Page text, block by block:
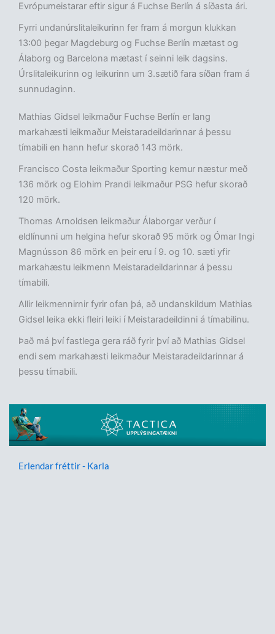
Evrópumeistarar eftir sigur á Fuchse Berlín á síðasta ári.
Fyrri undanúrslitaleikurinn fer fram á morgun klukkan
13:00 þegar Magdeburg og Fuchse Berlín mætast og
Álaborg og Barcelona mætast í seinni leik dagsins.
Úrslitaleikurinn og leikurinn um 3.sætið fara síðan fram á
sunnudaginn.
Mathias Gidsel leikmaður Fuchse Berlín er lang
markahæsti leikmaður Meistaradeildarinnar á þessu
tímabili en hann hefur skorað 143 mörk.
Francisco Costa leikmaður Sporting kemur næstur með
136 mörk og Elohim Prandi leikmaður PSG hefur skorað
120 mörk.
Thomas Arnoldsen leikmaður Álaborgar verður í
eldlínunni um helgina hefur skorað 95 mörk og Ómar Ingi
Magnússon 86 mörk en þeir eru í 9. og 10. sæti yfir
markahæstu leikmenn Meistaradeildarinnar á þessu
tímabili.
Allir leikmennirnir fyrir ofan þá, að undanskildum Mathias
Gidsel leika ekki fleiri leiki í Meistaradeildinni á tímabilinu.
Það má því fastlega gera ráð fyrir því að Mathias Gidsel
endi sem markahæsti leikmaður Meistaradeildarinnar á
þessu tímabili.
Erlendar fréttir - Karla